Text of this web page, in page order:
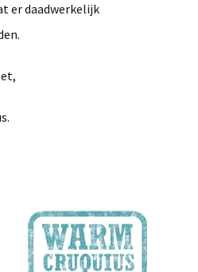
er daadwerkelijk